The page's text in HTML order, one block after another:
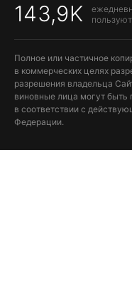
143,9K
Полное или частичное
в коммерческих целях
разрешения владельца
виновные лица могут быть
в соответствии с
Федерации.